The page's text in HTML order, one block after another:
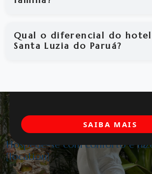
Qual o diferencial do hotel
Santa Luzia do Paruá?
Hospede-se com conforto e
[location]
SAIBA MAIS